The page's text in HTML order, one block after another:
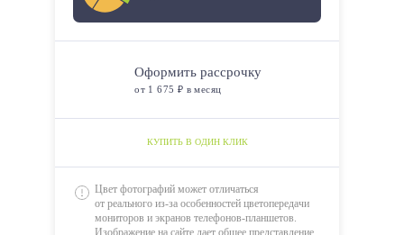
Оформить рассрочку
от 1 675 ₽ в месяц
КУПИТЬ В ОДИН КЛИК
Цвет фотографий может отличаться
от реального из-за особенностей цветопередачи
мониторов и экранов телефонов-планшетов.
Изображение на сайте дает общее представление